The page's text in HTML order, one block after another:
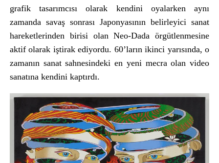
grafik tasarımcısı olarak kendini oyalarken aynı
zamanda savaş sonrası Japonyasının belirleyici sanat
hareketlerinden birisi olan Neo-Dada örgütlenmesine
aktif olarak iştirak ediyordu. 60’ların ikinci yarısında, o
zamanın sanat sahnesindeki en yeni mecra olan video
sanatına kendini kaptırdı.